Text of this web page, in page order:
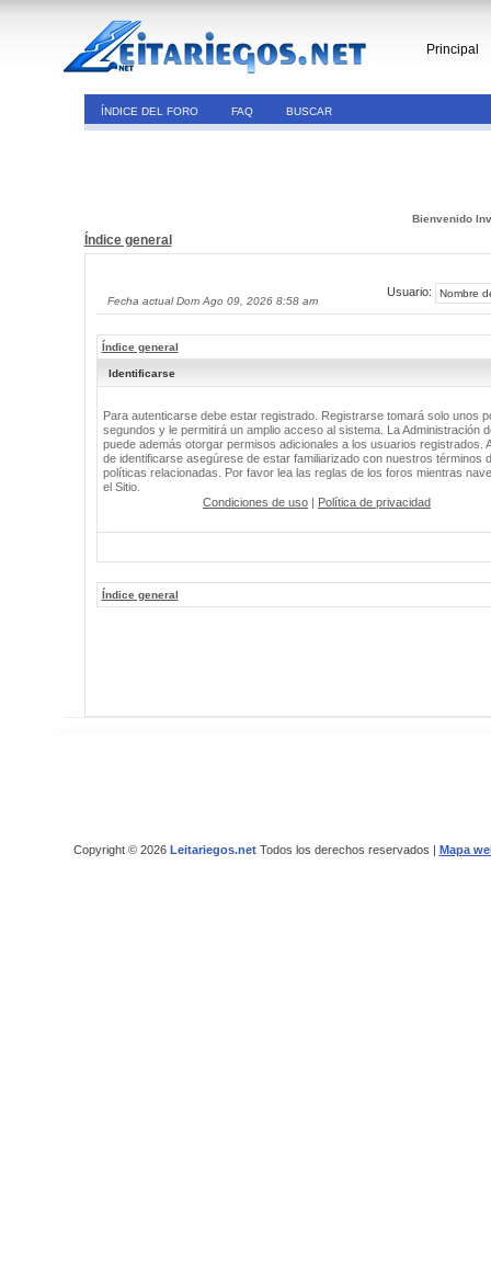
Principal
ÍNDICE DEL FORO FAQ BUSCAR
Bienvenido
Índice general
Fecha actual Dom Ago 09, 2026 8:58 am
Usuario:
Índice general
Identificarse
Para autenticarse debe estar registrado. Registrarse tomará solo unos
segundos y le permitirá un amplio acceso al sistema. La Administración
puede además otorgar permisos adicionales a los usuarios registrados.
de identificarse asegúrese de estar familiarizado con nuestros términos
políticas relacionadas. Por favor lea las reglas de los foros mientras
el Sitio.
Condiciones de uso | Política de privacidad
Índice general
Copyright © 2026 Leitariegos.netTodos los derechos reservados | Mapa